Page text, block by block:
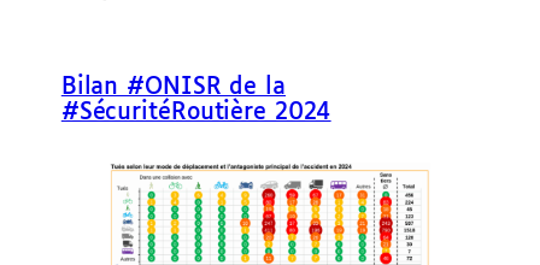
Bilan #ONISR de la
#SécuritéRoutière 2024